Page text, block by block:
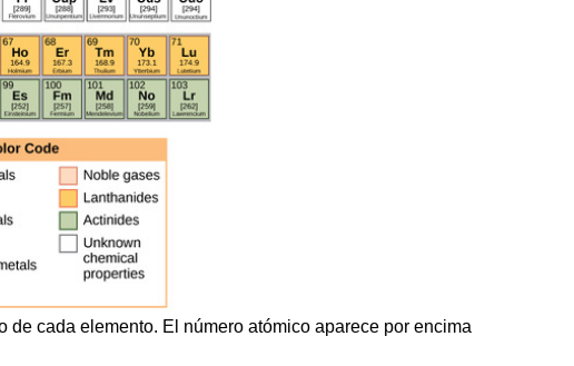
cada elemento. El número atómico aparece por encima